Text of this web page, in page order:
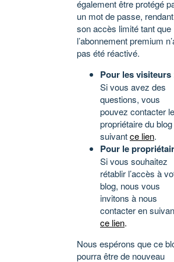
également être protégé
un mot de passe, rendant
son accès limité tant que
l’abonnement premium
pas été réactivé.
Pour les visiteurs
Si vous avez des
questions, vous
pouvez contacter le
propriétaire du
suivantce lien.
Pour le
Si vous souhaitez
rétablir l’accès à
blog, nous vous
invitons à nous
contacter en
ce lien.
Nous espérons que ce
pourra être de nouveau